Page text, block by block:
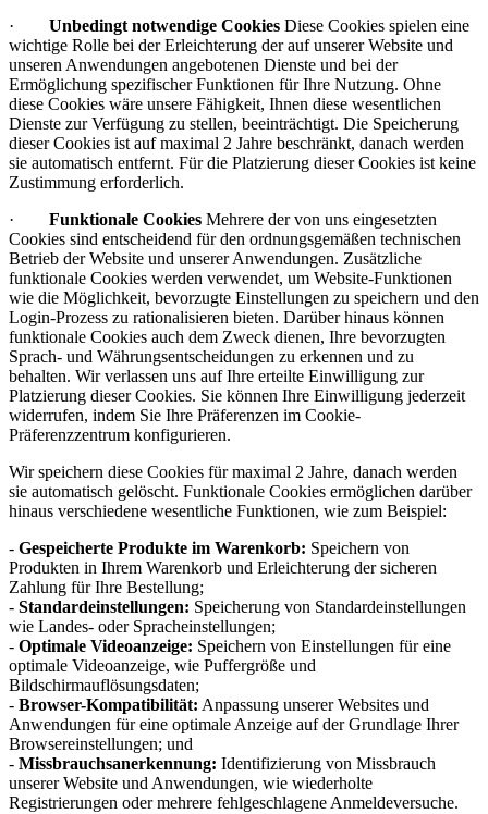
· Unbedingt notwendige Cookies Diese Cookies spielen eine
wichtige Rolle bei der Erleichterung der auf unserer Website und
unseren Anwendungen angebotenen Dienste und bei der
Ermöglichung spezifischer Funktionen für Ihre Nutzung. Ohne
diese Cookies wäre unsere Fähigkeit, Ihnen diese wesentlichen
Dienste zur Verfügung zu stellen, beeinträchtigt. Die Speicherung
dieser Cookies ist auf maximal 2 Jahre beschränkt, danach werden
sie automatisch entfernt. Für die Platzierung dieser Cookies ist keine
Zustimmung erforderlich.
· Funktionale Cookies Mehrere der von uns eingesetzten
Cookies sind entscheidend für den ordnungsgemäßen technischen
Betrieb der Website und unserer Anwendungen. Zusätzliche
funktionale Cookies werden verwendet, um Website-Funktionen
wie die Möglichkeit, bevorzugte Einstellungen zu speichern und den
Login-Prozess zu rationalisieren bieten. Darüber hinaus können
funktionale Cookies auch dem Zweck dienen, Ihre bevorzugten
Sprach- und Währungsentscheidungen zu erkennen und zu
behalten. Wir verlassen uns auf Ihre erteilte Einwilligung zur
Platzierung dieser Cookies. Sie können Ihre Einwilligung jederzeit
widerrufen, indem Sie Ihre Präferenzen im Cookie-
Präferenzzentrum konfigurieren.
Wir speichern diese Cookies für maximal 2 Jahre, danach werden
sie automatisch gelöscht. Funktionale Cookies ermöglichen darüber
hinaus verschiedene wesentliche Funktionen, wie zum Beispiel:
- Gespeicherte Produkte im Warenkorb: Speichern von
Produkten in Ihrem Warenkorb und Erleichterung der sicheren
Zahlung für Ihre Bestellung;
- Standardeinstellungen: Speicherung von Standardeinstellungen
wie Landes- oder Spracheinstellungen;
- Optimale Videoanzeige: Speichern von Einstellungen für eine
optimale Videoanzeige, wie Puffergröße und
Bildschirmauflösungsdaten;
- Browser-Kompatibilität: Anpassung unserer Websites und
Anwendungen für eine optimale Anzeige auf der Grundlage Ihrer
Browsereinstellungen; und
- Missbrauchsanerkennung: Identifizierung von Missbrauch
unserer Website und Anwendungen, wie wiederholte
Registrierungen oder mehrere fehlgeschlagene Anmeldeversuche.